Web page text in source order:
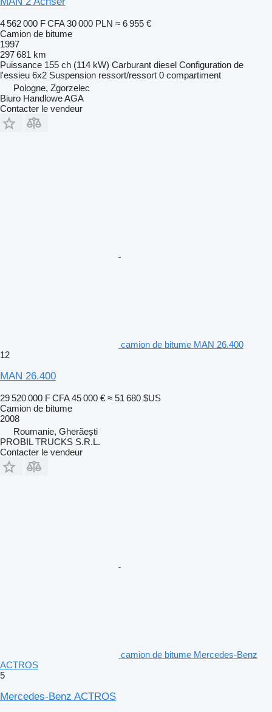
4 562 000 F CFA 30 000 PLN ≈ 6 955 €
Camion de bitume
1997
297 681 km
Puissance 155 ch (114 kW) Carburant diesel Configuration de
l'essieu 6x2 Suspension ressort/ressort 0 compartiment
Pologne, Zgorzelec
Biuro Handlowe AGA
Contacter le vendeur
camion de bitume MAN 26.400
12
MAN 26.400
29 520 000 F CFA 45 000 € ≈ 51 680 $US
Camion de bitume
2008
Roumanie, Gherăești
PROBIL TRUCKS S.R.L.
Contacter le vendeur
camion de bitume Mercedes-Benz
ACTROS
5
Mercedes-Benz ACTROS